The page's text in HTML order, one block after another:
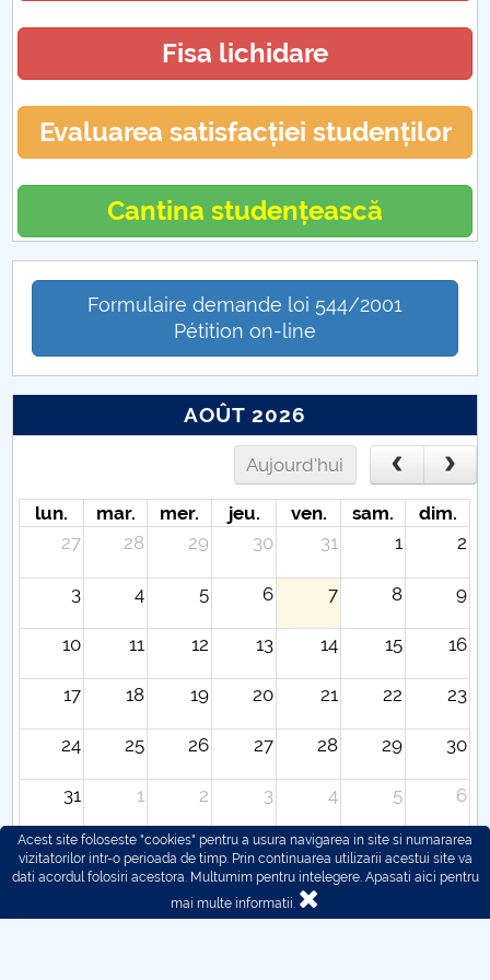
Proiecte internaționale 2023
Fisa lichidare
Evaluarea satisfacției studenților
Cantina studențească
Formulaire demande loi 544/2001
Pétition on-line
AOÛT 2026
Aujourd'hui
lun. mar. mer. jeu. ven. sam.
dim.
27
28 29 30 31 1 2
3 4 5 6 7 8 9
10 11 12 13 14 15 16
17 18 19 20 21 22 23
24 25 26 27 28 29 30
31 1 2 3 4 5 6
Acest site foloseste "cookies" pentru a usura navigarea in site si numararea
vizitatorilor intr-o perioada de timp. Prin continuarea utilizarii acestui site va
dati acordul folosiri acestora. Multumim pentru intelegere. Apasati aici pentru
mai multe informatii.